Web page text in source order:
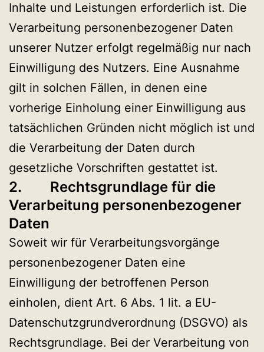
Inhalte und Leistungen erforderlich ist. Die
Verarbeitung personenbezogener Daten
unserer Nutzer erfolgt regelmäßig nur nach
Einwilligung des Nutzers. Eine Ausnahme
gilt in solchen Fällen, in denen eine
vorherige Einholung einer Einwilligung aus
tatsächlichen Gründen nicht möglich ist und
die Verarbeitung der Daten durch
gesetzliche Vorschriften gestattet ist.
2. Rechtsgrundlage für die
Verarbeitung personenbezogener
Daten
Soweit wir für Verarbeitungsvorgänge
personenbezogener Daten eine
Einwilligung der betroffenen Person
einholen, dient Art. 6 Abs. 1 lit. a EU-
Datenschutzgrundverordnung (DSGVO) als
Rechtsgrundlage. Bei der Verarbeitung von